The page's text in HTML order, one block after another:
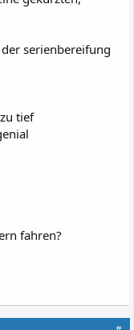
serienbereifung
tief
fahren?